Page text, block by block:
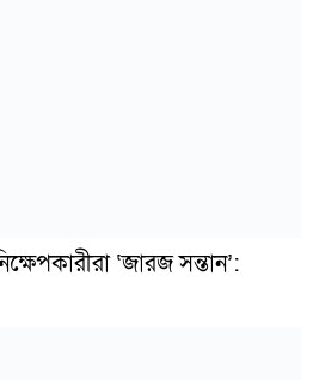
‘জারজ সন্তান’: